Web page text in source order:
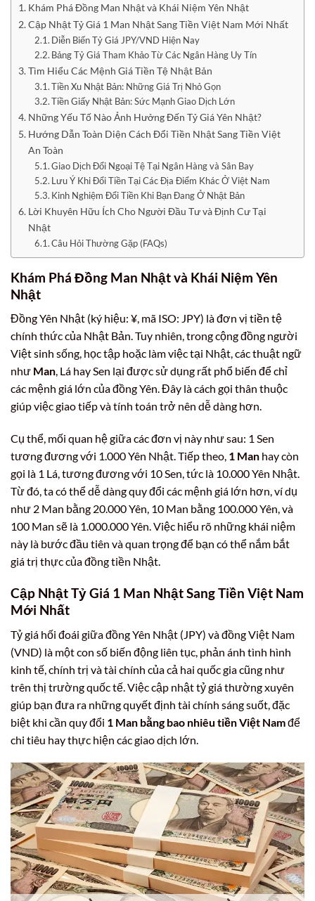
Khám Phá Đồng Man Nhật và Khái Niệm Yên Nhật
Cập Nhật Tỷ Giá 1 Man Nhật Sang Tiền Việt Nam Mới Nhất
Diễn Biến Tỷ Giá JPY/VND Hiện Nay
Bảng Tỷ Giá Tham Khảo Từ Các Ngân Hàng Uy Tín
Tìm Hiểu Các Mệnh Giá Tiền Tệ Nhật Bản
Tiền Xu Nhật Bản: Những Giá Trị Nhỏ Gọn
Tiền Giấy Nhật Bản: Sức Mạnh Giao Dịch Lớn
Những Yếu Tố Nào Ảnh Hưởng Đến Tỷ Giá Yên Nhật?
Hướng Dẫn Toàn Diện Cách Đổi Tiền Nhật Sang Tiền Việt
An Toàn
Giao Dịch Đổi Ngoại Tệ Tại Ngân Hàng và Sân Bay
Lưu Ý Khi Đổi Tiền Tại Các Địa Điểm Khác Ở Việt Nam
Kinh Nghiệm Đổi Tiền Khi Bạn Đang Ở Nhật Bản
Lời Khuyên Hữu Ích Cho Người Đầu Tư và Định Cư Tại
Nhật
Câu Hỏi Thường Gặp (FAQs)
Khám Phá Đồng Man Nhật và Khái Niệm Yên
Nhật
Đồng Yên Nhật (ký hiệu: ¥, mã ISO: JPY) là đơn vị tiền tệ
chính thức của Nhật Bản. Tuy nhiên, trong cộng đồng người
Việt sinh sống, học tập hoặc làm việc tại Nhật, các thuật ngữ
như Man, Lá hay Sen lại được sử dụng rất phổ biến để chỉ
các mệnh giá lớn của đồng Yên. Đây là cách gọi thân thuộc
giúp việc giao tiếp và tính toán trở nên dễ dàng hơn.
Cụ thể, mối quan hệ giữa các đơn vị này như sau: 1 Sen
tương đương với 1.000 Yên Nhật. Tiếp theo, 1 Man hay còn
gọi là 1 Lá, tương đương với 10 Sen, tức là 10.000 Yên Nhật.
Từ đó, ta có thể dễ dàng quy đổi các mệnh giá lớn hơn, ví dụ
như 2 Man bằng 20.000 Yên, 10 Man bằng 100.000 Yên, và
100 Man sẽ là 1.000.000 Yên. Việc hiểu rõ những khái niệm
này là bước đầu tiên và quan trọng để bạn có thể nắm bắt
giá trị thực của đồng tiền Nhật.
Cập Nhật Tỷ Giá 1 Man Nhật Sang Tiền Việt Nam
Mới Nhất
Tỷ giá hối đoái giữa đồng Yên Nhật (JPY) và đồng Việt Nam
(VND) là một con số biến động liên tục, phản ánh tình hình
kinh tế, chính trị và tài chính của cả hai quốc gia cũng như
trên thị trường quốc tế. Việc cập nhật tỷ giá thường xuyên
giúp bạn đưa ra những quyết định tài chính sáng suốt, đặc
biệt khi cần quy đổi 1 Man bằng bao nhiêu tiền Việt Namđể
chi tiêu hay thực hiện các giao dịch lớn.